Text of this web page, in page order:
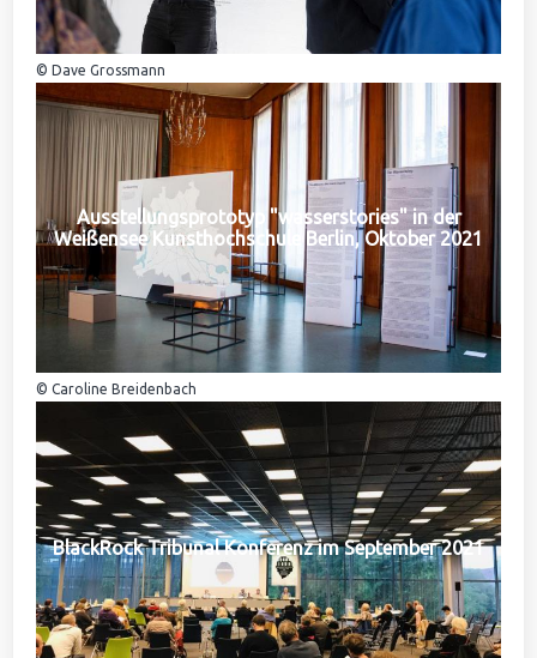
© Dave Grossmann
Ausstellungsprototyp "wasserstories" in der
Weißensee Kunsthochschule Berlin, Oktober 2021
© Caroline Breidenbach
BlackRock Tribunal Konferenz im September 2021